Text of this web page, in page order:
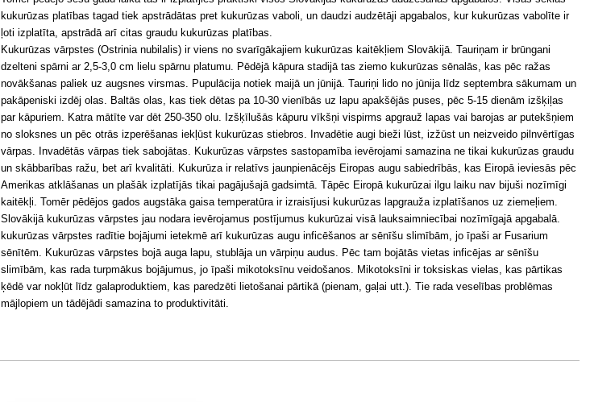
kukurūzas platības tagad tiek apstrādātas pret kukurūzas vaboli, un daudzi audzētāji apgabalos, kur kukurūzas vabolīte ir
ļoti izplatīta, apstrādā arī citas graudu kukurūzas platības.
Kukurūzas vārpstes (Ostrinia nubilalis) ir viens no svarīgākajiem kukurūzas kaitēkļiem Slovākijā. Tauriņam ir brūngani
dzelteni spārni ar 2,5-3,0 cm lielu spārnu platumu. Pēdējā kāpura stadijā tas ziemo kukurūzas sēnalās, kas pēc ražas
novākšanas paliek uz augsnes virsmas. Pupulācija notiek maijā un jūnijā. Tauriņi lido no jūnija līdz septembra sākumam un
pakāpeniski izdēj olas. Baltās olas, kas tiek dētas pa 10-30 vienībās uz lapu apakšējās puses, pēc 5-15 dienām izšķiļas
par kāpuriem. Katra mātīte var dēt 250-350 olu. Izšķīlušās kāpuru vīkšņi vispirms apgrauž lapas vai barojas ar putekšņiem
no sloksnes un pēc otrās izperēšanas iekļūst kukurūzas stiebros. Invadētie augi bieži lūst, izžūst un neizveido pilnvērtīgas
vārpas. Invadētās vārpas tiek sabojātas. Kukurūzas vārpstes sastopamība ievērojami samazina ne tikai kukurūzas graudu
un skābbarības ražu, bet arī kvalitāti. Kukurūza ir relatīvs jaunpienācējs Eiropas augu sabiedrībās, kas Eiropā ieviesās pēc
Amerikas atklāšanas un plašāk izplatījās tikai pagājušajā gadsimtā. Tāpēc Eiropā kukurūzai ilgu laiku nav bijuši nozīmīgi
kaitēkļi. Tomēr pēdējos gados augstāka gaisa temperatūra ir izraisījusi kukurūzas lapgrauža izplatīšanos uz ziemeļiem.
Slovākijā kukurūzas vārpstes jau nodara ievērojamus postījumus kukurūzai visā lauksaimniecībai nozīmīgajā apgabalā.
kukurūzas vārpstes radītie bojājumi ietekmē arī kukurūzas augu inficēšanos ar sēnīšu slimībām, jo īpaši ar Fusarium
sēnītēm. Kukurūzas vārpstes bojā auga lapu, stublāja un vārpiņu audus. Pēc tam bojātās vietas inficējas ar sēnīšu
slimībām, kas rada turpmākus bojājumus, jo īpaši mikotoksīnu veidošanos. Mikotoksīni ir toksiskas vielas, kas pārtikas
ķēdē var nokļūt līdz galaproduktiem, kas paredzēti lietošanai pārtikā (pienam, gaļai utt.). Tie rada veselības problēmas
mājlopiem un tādējādi samazina to produktivitāti.